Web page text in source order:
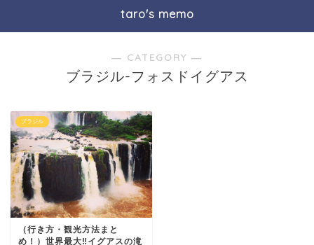
taro's memo
― CATEGORY ―
ブラジル-フォスドイグアス
ブラジル
（行き方・観光方法まと
め！）世界最大‼︎イグアスの滝